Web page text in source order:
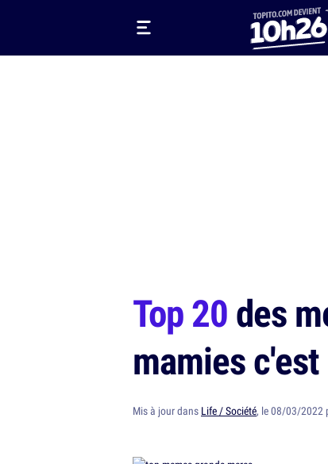
Top 20des
mamies
Mis à jour dans Life / Société, le 08/03/2022